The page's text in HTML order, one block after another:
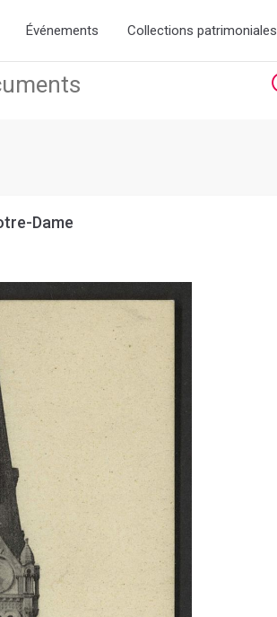
Événements Collections patrimoniales
Dame